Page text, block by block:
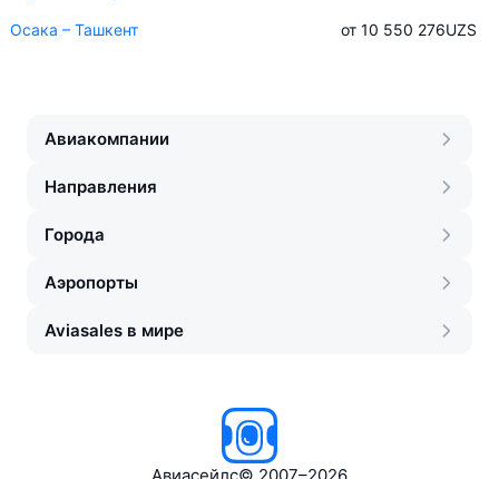
Осака – Ташкент от 10 550 276UZS
Авиакомпании
Направления
Города
Аэропорты
Aviasales в мире